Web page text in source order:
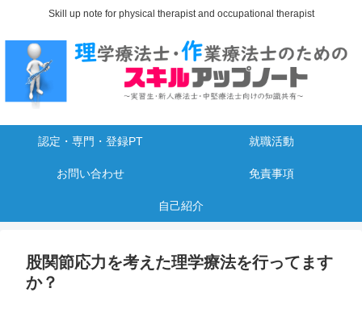
Skill up note for physical therapist and occupational therapist
認定・専門・登録PT 就職活動
お問い合わせ 免責事項
自己紹介
股関節応力を考えた理学療法を行ってます
か？